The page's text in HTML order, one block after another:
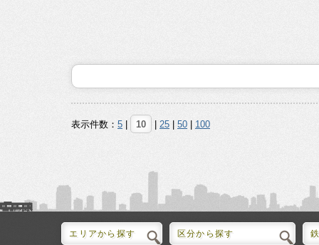
表示件数： 5 10 25 50 100
エリアから探す 区分から探す